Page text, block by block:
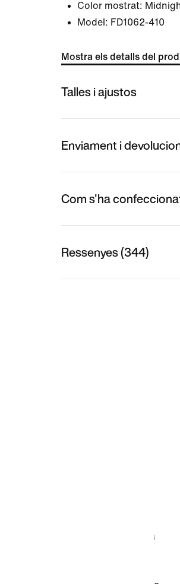
Color mostrat:
Model: FD1062-410
Mostra els detalls del
Talles i ajustos
Enviament i
Com s'ha
Ressenyes (344)